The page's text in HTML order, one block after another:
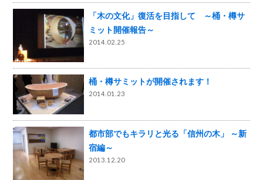
「木の文化」復活を目指して ～桶・樽サ
ミット開催報告～
2014.02.25
桶・樽サミットが開催されます！
2014.01.23
都市部でもキラリと光る「信州の木」 ～新
宿編～
2013.12.20